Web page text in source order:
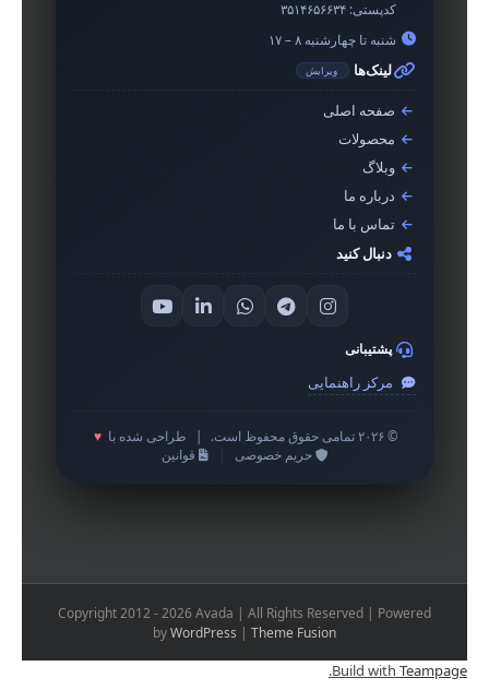
کدپستی: ۳۵۱۴۶۵۶۶۳۴
شنبه تا چهارشنبه ۸ – ۱۷
لینک‌ها ویرایش
صفحه اصلی
محصولات
وبلاگ
درباره ما
تماس با ما
دنبال کنید
پشتیبانی
مرکز راهنمایی
© ۲۰۲۶ تمامی حقوق محفوظ است. طراحی شده با ♥
حریم خصوصی
قوانین
Copyright 2012 - 2026 Avada | All Rights Reserved | Powered
byWordPress | Theme Fusion
Build with Teampage
.